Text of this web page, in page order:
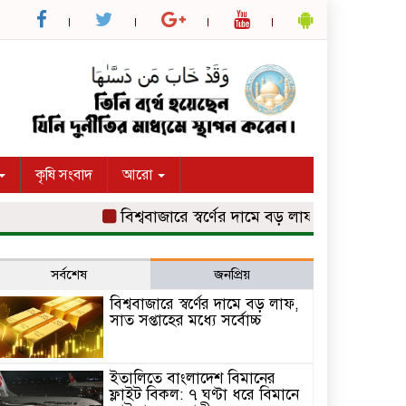
কৃষি সংবাদ আরো
বিশ্ববাজারে স্বর্ণের দামে বড় লাফ, সাত সপ্তাহের মধ্যে
সর্বশেষ জনপ্রিয়
বিশ্ববাজারে স্বর্ণের দামে বড় লাফ,
সাত সপ্তাহের মধ্যে সর্বোচ্চ
ইতালিতে বাংলাদেশ বিমানের
ফ্লাইট বিকল: ৭ ঘণ্টা ধরে বিমানে